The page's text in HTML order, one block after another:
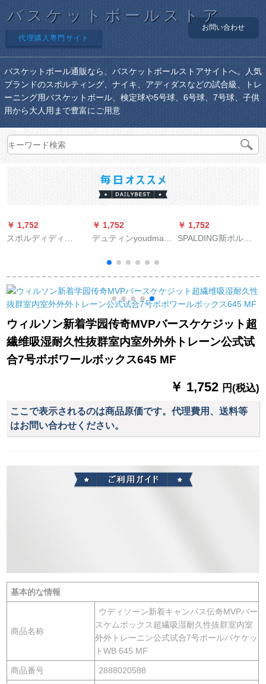
バスケットボールストア
代理購入専門サイト
お問い合わせ
バスケットボール通販なら、バスケットボールストアサイトへ。人気
ブランドのスポルティング、ナイキ、アディダスなどの試合級、トレ
ーニング用バスケットボール、検定球や5号球、6号球、7号球、子供
用から大人用まで豊富にご用意
￥ 1,752
スポルディディ
室外7番ボブルゴバー
ク7番ボボール
￥ 1,752
デュティンyoudman
试合バケット5号屋内
外のセメントの耐久
性抜群幼稚园児ET
5【5番ボボアボック
ス】【1つ買います。
4つ買います。】
￥ 1,752
SPALDING斯ポルデ
には83-974 Yスポル
デ4号幼稚園バーケヘ
ルス83-974 Yが新し
く着かれています。
ウィルソン新着学园传奇MVPバースケケジット超
繊维吸湿耐久性抜群室内室外外外トレーン公式试
合7号ボボワールボックス645 MF
￥ 1,752 円(税込)
ここで表示されるのは商品原価です。代理費用、送料等
はお問い合わせください。
基本的な情報
商品名称
ウディソーン新着キャンパス伝奇MVPバー
スケムボックス超繊吸湿耐久性抜群室内室
外外トレーニン公式试合7号ボールバケケッ
トWB 645 MF
商品番号 2888020588